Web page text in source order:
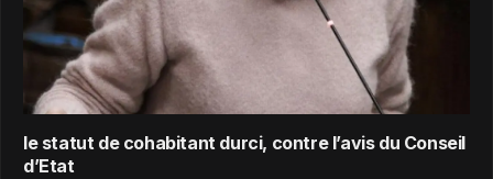
le statut de cohabitant durci, contre l’avis du Conseil
d’Etat